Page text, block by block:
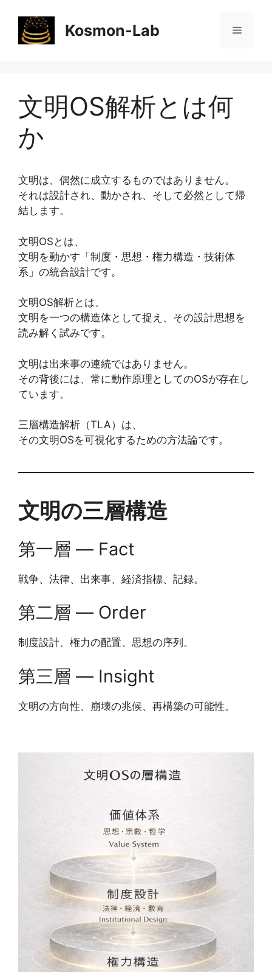
Kosmon-Lab メ
文明OS解析とは何
か
文明は、偶然に成立するものではありません。
それは設計され、動かされ、そして必然として帰
結します。
文明OSとは、
文明を動かす「制度・思想・権力構造・技術体
系」の統合設計です。
文明OS解析とは、
文明を一つの構造体として捉え、その設計思想を
読み解く試みです。
文明は出来事の連続ではありません。
その背後には、常に動作原理としてのOSが存在し
ています。
三層構造解析（TLA）は、
その文明OSを可視化するための方法論です。
文明の三層構造
第一層 ― Fact
戦争、法律、出来事、経済指標、記録。
第二層 ― Order
制度設計、権力の配置、思想の序列。
第三層 ― Insight
文明の方向性、崩壊の兆候、再構築の可能性。